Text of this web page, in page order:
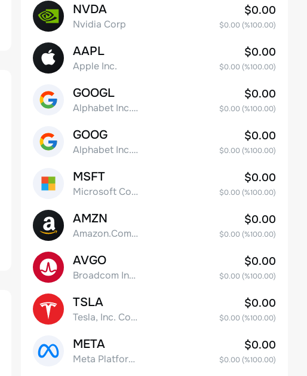
NVDA
Nvidia Corp
$0.00
$0.00(%100.00)
AAPL
Apple Inc.
$0.00
$0.00(%100.00)
GOOGL
Alphabet Inc. Class A Common Stock
$0.00
$0.00(%100.00)
GOOG
Alphabet Inc. Class C Capital Stock
$0.00
$0.00(%100.00)
MSFT
Microsoft Corp
$0.00
$0.00(%100.00)
AMZN
Amazon.Com Inc
$0.00
$0.00(%100.00)
AVGO
Broadcom Inc. Common Stock
$0.00
$0.00(%100.00)
TSLA
Tesla, Inc. Common Stock
$0.00
$0.00(%100.00)
META
Meta Platforms, Inc. Class A Common Stock
$0.00
$0.00(%100.00)